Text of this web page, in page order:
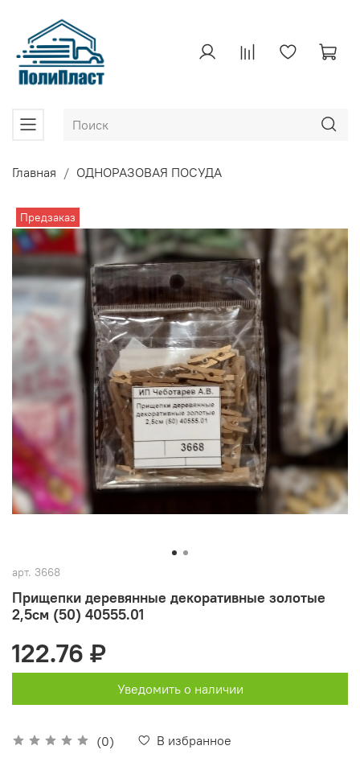
Главная ОДНОРАЗОВАЯ ПОСУДА
Предзаказ
арт. 3668
Прищепки деревянные декоративные золотые
2,5см (50) 40555.01
(0)
В избранное
122.76 ₽
Уведомить о наличии